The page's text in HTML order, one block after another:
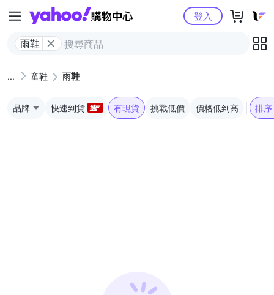
Yahoo購物中心
雨鞋
登入
童鞋 雨鞋
品牌 快速到貨 有現貨 挑戰低價 價格低到高 排序